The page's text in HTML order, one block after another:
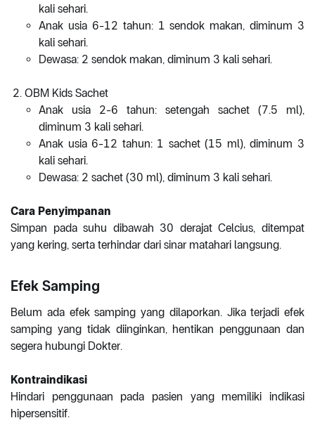
kali sehari.
Anak usia 6-12 tahun: 1 sendok makan, diminum 3
kali sehari.
Dewasa: 2 sendok makan, diminum 3 kali sehari.
OBM Kids Sachet
Anak usia 2-6 tahun: setengah sachet (7.5 ml),
diminum 3 kali sehari.
Anak usia 6-12 tahun: 1 sachet (15 ml), diminum 3
kali sehari.
Dewasa: 2 sachet (30 ml), diminum 3 kali sehari.
Cara Penyimpanan
Simpan pada suhu dibawah 30 derajat Celcius, ditempat
yang kering, serta terhindar dari sinar matahari langsung.
Efek Samping
Belum ada efek samping yang dilaporkan. Jika terjadi efek
samping yang tidak diinginkan, hentikan penggunaan dan
segera hubungi Dokter.
Kontraindikasi
Hindari penggunaan pada pasien yang memiliki indikasi
hipersensitif.